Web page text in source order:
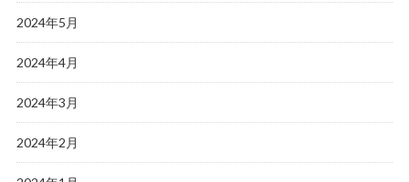
2024年5月
2024年4月
2024年3月
2024年2月